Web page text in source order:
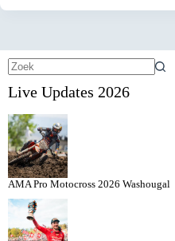
resultaten
Live Updates 2026
AMA Pro Motocross 2026 Washougal